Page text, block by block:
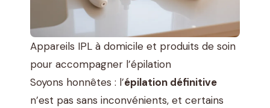
Appareils IPL à domicile et produits de soin
pour accompagner l’épilation
Soyons honnêtes : l’épilation définitive
n’est pas sans inconvénients, et certains